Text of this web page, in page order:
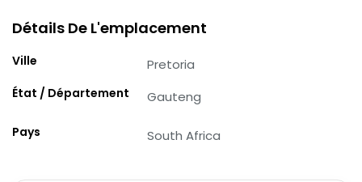
Détails De L'emplacement
Ville Pretoria
État / Département Gauteng
Pays South Africa